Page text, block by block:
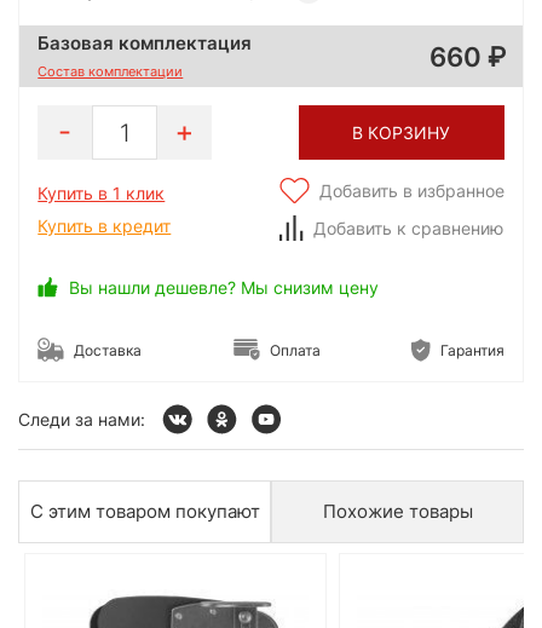
Базовая комплектация
Состав комплектации 660
1 В КОРЗИНУ
Купить в 1 клик
Купить в кредит
Добавить в избранное
Добавить к сравнению
Вы нашли дешевле? Мы снизим цену
Доставка Оплата Гарантия
Следи за нами:
С этим товаром покупают Похожие товары